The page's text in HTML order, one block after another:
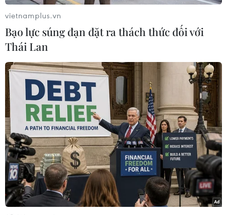
Người phát ngôn của Điện Kremlin, ông Dmitry Peskov. (Nguồn:
Phát biểu với báo giới ngày 29/12, người phát
nhấn mạnh Mỹ muốn hủy hoại quan hệ giữa hai
nước, vốn đang trong thời điểm căng thẳng
nhất từ trước tới nay.
Ông tuyên bố Moskva phản đối những cáo buộc
vô căn cứ của Mỹ nhằm vào nước này, đồng thời
khẳng định Nga sẽ có các phản ứng đáp trả
tương ứng phù hợp.
Trong khi đó, ông Leonid Slutsky, Chủ tịch Ủy
ban các vấn đề quốc tế Duma Quốc gia (tức Hạ
vietnamplus.vn
Bạo lực súng đạn đặt ra thách thức đối với
Thái Lan